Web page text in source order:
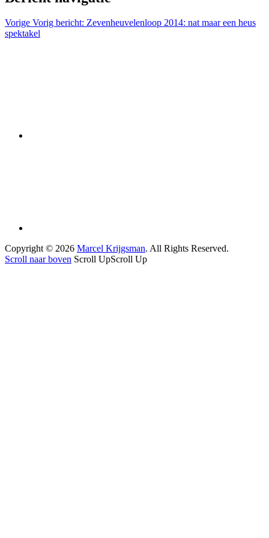
Vorige Vorig bericht: Zevenheuvelenloop 2014: nat maar een heus
spektakel
Copyright © 2026 Marcel Krijgsman. All Rights Reserved.
Scroll naar boven Scroll UpScroll Up